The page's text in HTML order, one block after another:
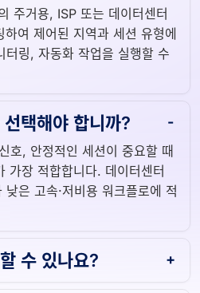
주거용, ISP 또는 데이터센터
여 제어된 지역과 세션 유형에
링, 자동화 작업을 실행할 수
택해야 합니까?
호, 안정적인 세션이 중요할 때
가장 적합합니다. 데이터센터
은 고속·저비용 워크플로에 적
수 있나요?